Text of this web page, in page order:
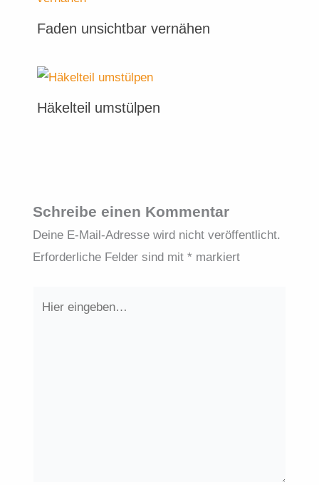
Faden unsichtbar vernähen
Häkelteil umstülpen
Schreibe einen Kommentar
Deine E-Mail-Adresse wird nicht veröffentlicht.
Erforderliche Felder sind mit * markiert